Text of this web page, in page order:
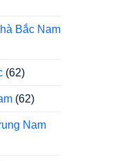
Bắc Nam
(62)
(62)
Nam